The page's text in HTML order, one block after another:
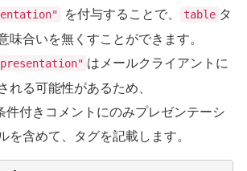
を付与することで、 table タ
味合いを無くすことができます。
はメールクライアントに
れる可能性があるため、
付きコメントにのみプレゼンテーシ
を含めて、タグを記載します。